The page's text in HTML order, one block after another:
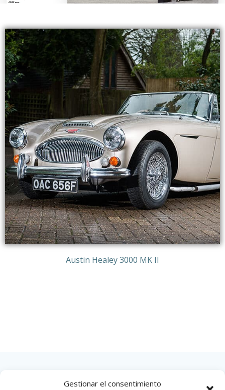
Gestionar el consentimiento
Austin Healey 3000 MK II
INICIO